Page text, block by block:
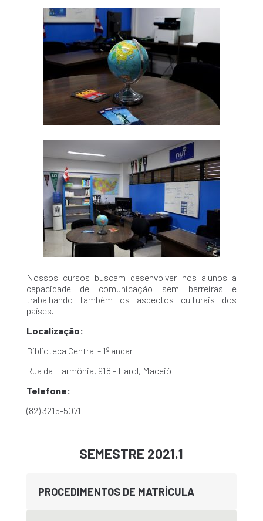
Nossos cursos buscam desenvolver nos alunos a
capacidade de comunicação sem barreiras e
trabalhando também os aspectos culturais dos
países.
Localização:
Biblioteca Central - 1º andar
Rua da Harmônia, 918 - Farol, Maceió
Telefone:
(82) 3215-5071
SEMESTRE 2021.1
PROCEDIMENTOS DE MATRÍCULA